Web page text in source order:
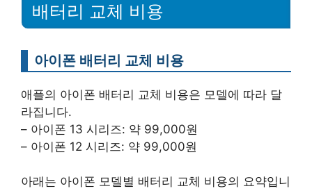
배터리 교체 비용
아이폰 배터리 교체 비용
애플의 아이폰 배터리 교체 비용은 모델에 따라 달
라집니다.
– 아이폰 13 시리즈: 약 99,000원
– 아이폰 12 시리즈: 약 99,000원
아래는 아이폰 모델별 배터리 교체 비용의 요약입니